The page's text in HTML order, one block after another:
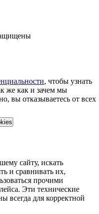
, чтобы узнать
же как и зачем мы
вы отказываетесь от всех
сайту, искать
и сравнивать их,
прочими
Эти технические
всегда для корректной